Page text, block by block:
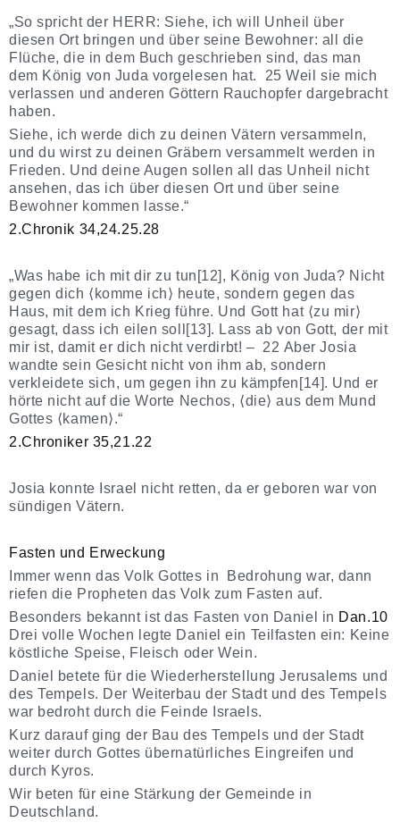
„So spricht der HERR: Siehe, ich will Unheil über
diesen Ort bringen und über seine Bewohner: all die
Flüche, die in dem Buch geschrieben sind, das man
dem König von Juda vorgelesen hat. 25 Weil sie mich
verlassen und anderen Göttern Rauchopfer dargebracht
haben.
Siehe, ich werde dich zu deinen Vätern versammeln,
und du wirst zu deinen Gräbern versammelt werden in
Frieden. Und deine Augen sollen all das Unheil nicht
ansehen, das ich über diesen Ort und über seine
Bewohner kommen lasse.“
2.Chronik 34,24.25.28
„Was habe ich mit dir zu tun[12], König von Juda? Nicht
gegen dich ⟨komme ich⟩ heute, sondern gegen das
Haus, mit dem ich Krieg führe. Und Gott hat ⟨zu mir⟩
gesagt, dass ich eilen soll[13]. Lass ab von Gott, der mit
mir ist, damit er dich nicht verdirbt! – 22 Aber Josia
wandte sein Gesicht nicht von ihm ab, sondern
verkleidete sich, um gegen ihn zu kämpfen[14]. Und er
hörte nicht auf die Worte Nechos, ⟨die⟩ aus dem Mund
Gottes ⟨kamen⟩.“
2.Chroniker 35,21.22
Josia konnte Israel nicht retten, da er geboren war von
sündigen Vätern.
Fasten und Erweckung
Immer wenn das Volk Gottes in Bedrohung war, dann
riefen die Propheten das Volk zum Fasten auf.
Besonders bekannt ist das Fasten von Daniel in Dan.10
Drei volle Wochen legte Daniel ein Teilfasten ein: Keine
köstliche Speise, Fleisch oder Wein.
Daniel betete für die Wiederherstellung Jerusalems und
des Tempels. Der Weiterbau der Stadt und des Tempels
war bedroht durch die Feinde Israels.
Kurz darauf ging der Bau des Tempels und der Stadt
weiter durch Gottes übernatürliches Eingreifen und
durch Kyros.
Wir beten für eine Stärkung der Gemeinde in
Deutschland.